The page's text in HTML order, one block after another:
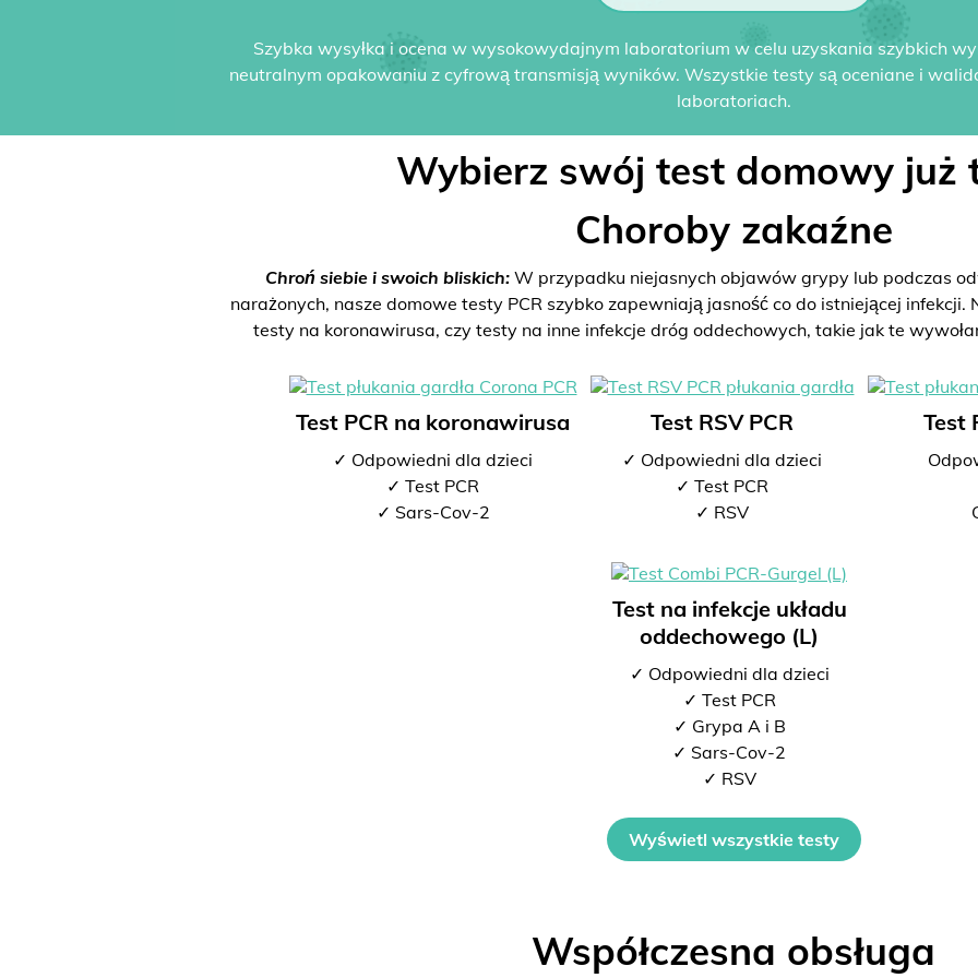
Szybka wysyłka i ocena w wysokowydajnym laboratorium w celu uzyskania szybkich
neutralnym opakowaniu z cyfrową transmisją wyników. Wszystkie testy są oceniane i
laboratoriach.
Wybierz swój test domowy już
Choroby zakaźne
Chroń siebie i swoich bliskich:W przypadku niejasnych objawów grypy lub podczas
narażonych, nasze domowe testy PCR szybko zapewniają jasność co do istniejącej infekcji.
testy na koronawirusa, czy testy na inne infekcje dróg oddechowych, takie jak te
Test PCR na koronawirusa
✓ Odpowiedni dla dzieci
✓ Test PCR
✓ Sars-Cov-2
Test RSV PCR
✓ Odpowiedni dla dzieci
✓ Test PCR
✓ RSV
Test
Test na infekcje układu
oddechowego (L)
✓ Odpowiedni dla dzieci
✓ Test PCR
✓ Grypa A i B
✓ Sars-Cov-2
✓ RSV
Wyświetl wszystkie testy
Współczesna obsługa